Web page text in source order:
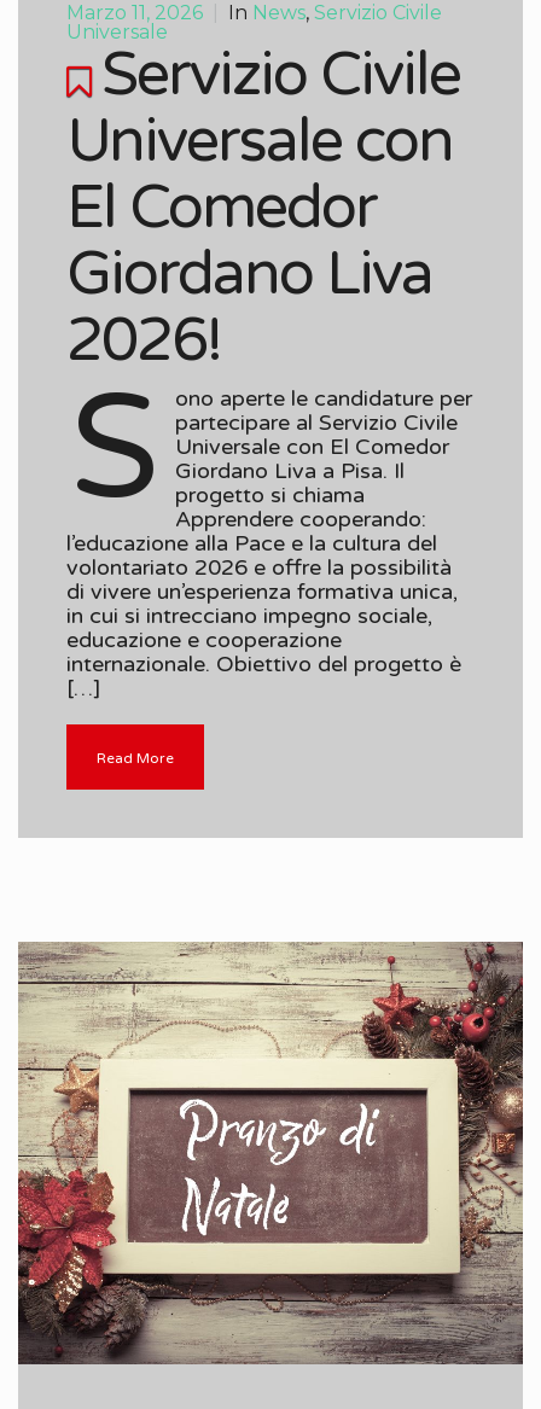
Marzo 11, 2026 In News, Servizio Civile
Universale
Servizio Civile
Universale con
El Comedor
Giordano Liva
2026!
S
ono aperte le candidature per
partecipare al Servizio Civile
Universale con El Comedor
Giordano Liva a Pisa. Il
progetto si chiama
Apprendere cooperando:
l’educazione alla Pace e la cultura del
volontariato 2026 e offre la possibilità
di vivere un’esperienza formativa unica,
in cui si intrecciano impegno sociale,
educazione e cooperazione
internazionale. Obiettivo del progetto è
[…]
Read More